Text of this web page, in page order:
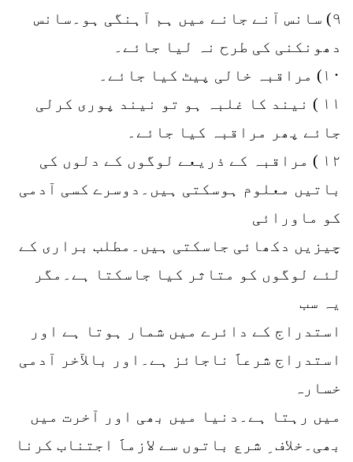
۹) سانس آنے جانے میں ہم آہنگی ہو۔سانس
دھونکنی کی طرح نہ لیا جائے۔
۱۰) مراقبہ خالی پیٹ کیا جائے۔
۱۱ ) نیند کا غلبہ ہو تو نیند پوری کرلی
جائے پھر مراقبہ کیا جائے۔
۱۲ ) مراقبہ کے ذریعے لوگوں کے دلوں کی
باتیں معلوم ہوسکتی ہیں۔دوسرے کسی آدمی
کو ماورائی
چیزیں دکھائی جاسکتی ہیں۔مطلب براری کے
لئے لوگوں کو متاثر کیا جاسکتا ہے۔مگر
یہ سب
استدراج کے دائرے میں شمار ہوتا ہے اور
استدراج شرعاََ ناجائز ہے۔اور بالآخر آدمی
خسارہ
میں رہتا ہے۔دنیا میں بھی اور آخرت میں
بھی۔خلاف ِ شرع باتوں سے لازماََ اجتناب کرنا